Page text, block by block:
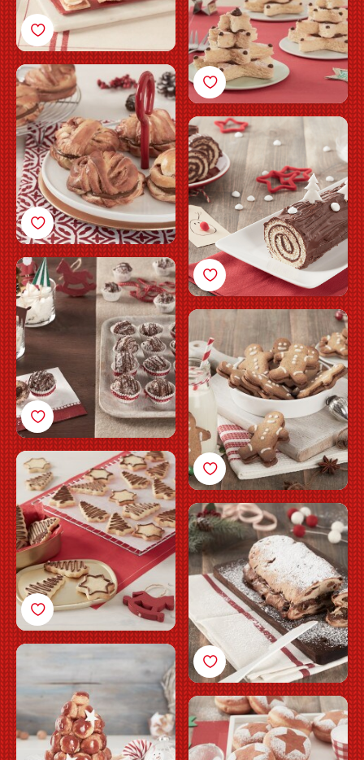
Brioche trenzado de
canela con
Nutella<sup>®</sup>
Pionono de Navidad con
Nutella<sup>®</sup>
Trufas de coco con
Nutella<sup>®</sup>
Hombrecitos de
jengibre con
Nutella<sup>®</sup>
Galletitas escocesas de
almendra con
Nutella<sup>®</sup>
Pan navideño (Stollen)
con
Nutella<sup>®</sup>
Nutella<sup>®</sup>
Bolas de Fraile con
Nutella<sup>®</sup>